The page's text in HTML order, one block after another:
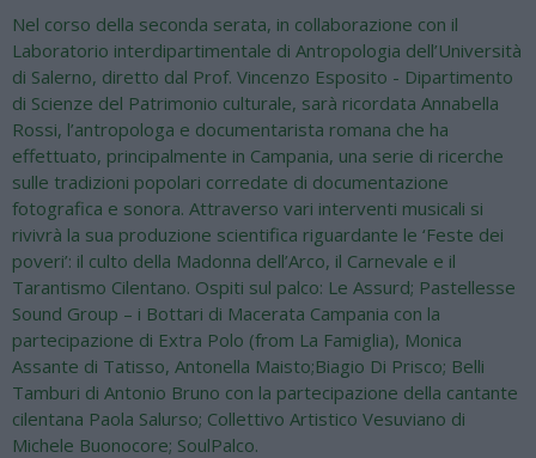
Nel corso della seconda serata, in collaborazione con il
Laboratorio interdipartimentale di Antropologia dell’Università
di Salerno, diretto dal Prof. Vincenzo Esposito - Dipartimento
di Scienze del Patrimonio culturale, sarà ricordata Annabella
Rossi, l’antropologa e documentarista romana che ha
effettuato, principalmente in Campania, una serie di ricerche
sulle tradizioni popolari corredate di documentazione
fotografica e sonora. Attraverso vari interventi musicali si
rivivrà la sua produzione scientifica riguardante le ‘Feste dei
poveri’: il culto della Madonna dell’Arco, il Carnevale e il
Tarantismo Cilentano. Ospiti sul palco: Le Assurd; Pastellesse
Sound Group – i Bottari di Macerata Campania con la
partecipazione di Extra Polo (from La Famiglia), Monica
Assante di Tatisso, Antonella Maisto;Biagio Di Prisco; Belli
Tamburi di Antonio Bruno con la partecipazione della cantante
cilentana Paola Salurso; Collettivo Artistico Vesuviano di
Michele Buonocore; SoulPalco.